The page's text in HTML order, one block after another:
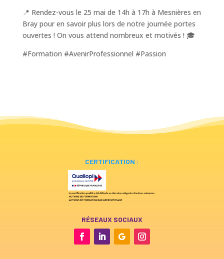
📍 Rendez-vous le 25 mai de 14h à 17h à Mesnières en
Bray pour en savoir plus lors de notre journée portes
ouvertes ! On vous attend nombreux et motivés ! 🎓
#Formation #AvenirProfessionnel #Passion
CERTIFICATION :
RÉSEAUX SOCIAUX